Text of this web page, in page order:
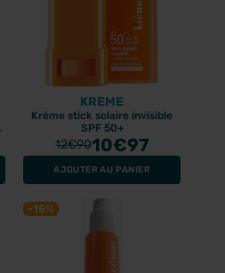
KREME
Krème stick solaire invisible
SPF 50+
12€9010€97
AJOUTER AU PANIER
-15%